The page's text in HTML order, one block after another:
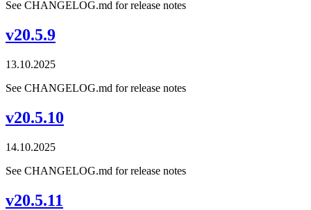
See CHANGELOG.md for release notes
v20.5.9
13.10.2025
See CHANGELOG.md for release notes
v20.5.10
14.10.2025
See CHANGELOG.md for release notes
v20.5.11